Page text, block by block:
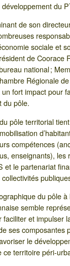
du
de son
sociale et
de Coorace
national ;
Régionale de
fort impact pour
du pôle.
pôle territorial
compétences
enseignants), les
et le partenariat
collectivités
du pôle à
semble
faciliter et impulser
ses composantes
le
ce territoire péri-